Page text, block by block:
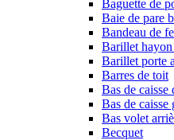
Baguette de
Baie de pare
Bandeau de
Barillet hayon
Barillet porte
Barres de toit
Bas de caisse
Bas de caisse
Bas volet
Becquet